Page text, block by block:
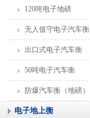
120吨电子地磅
无人值守电子汽车衡
出口式电子汽车衡
50吨电子汽车衡
防爆汽车衡（地磅）
电子地上衡